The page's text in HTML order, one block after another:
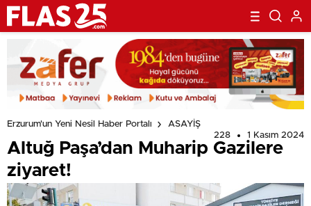
Erzurum'un Yeni Nesil Haber Portalı
ASAYİŞ
228
1 Kasım 2024
Altuğ Paşa’dan Muharip Gazilere
ziyaret!